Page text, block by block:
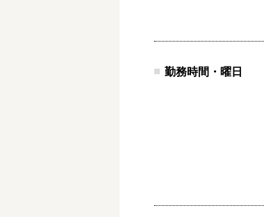
勤務時間・曜日